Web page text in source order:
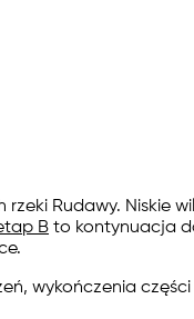
Rudawy. Niskie
B to kontynuacja
wykończenia